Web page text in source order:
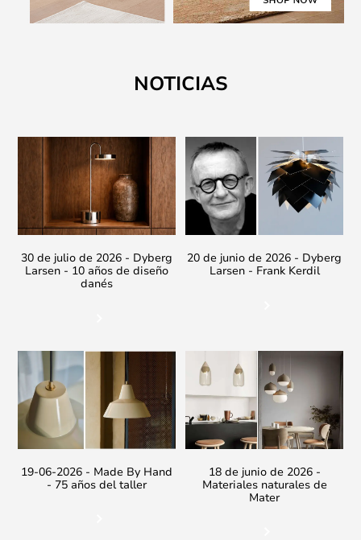
NOTICIAS
30 de julio de 2026 - Dyberg
Larsen - 10 años de diseño
danés
20 de junio de 2026 - Dyberg
Larsen - Frank Kerdil
19-06-2026 - Made By Hand
- 75 años del taller
18 de junio de 2026 -
Materiales naturales de
Mater